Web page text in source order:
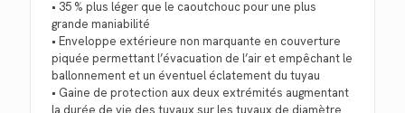
• 35 % plus léger que le caoutchouc pour une plus
grande maniabilité
• Enveloppe extérieure non marquante en couverture
piquée permettant l’évacuation de l’air et empêchant le
ballonnement et un éventuel éclatement du tuyau
• Gaine de protection aux deux extrémités augmentant
la durée de vie des tuyaux sur les tuyaux de diamètre